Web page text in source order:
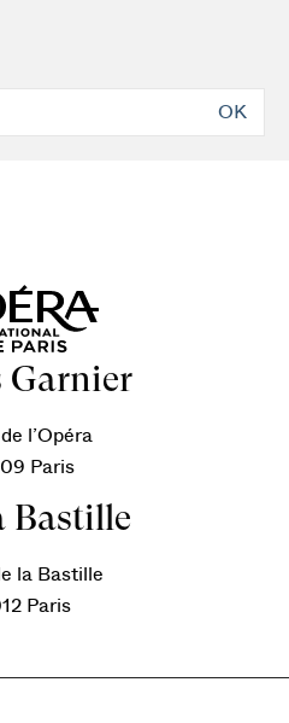
OK
Garnier
l’Opéra
Paris
Bastille
la Bastille
Paris